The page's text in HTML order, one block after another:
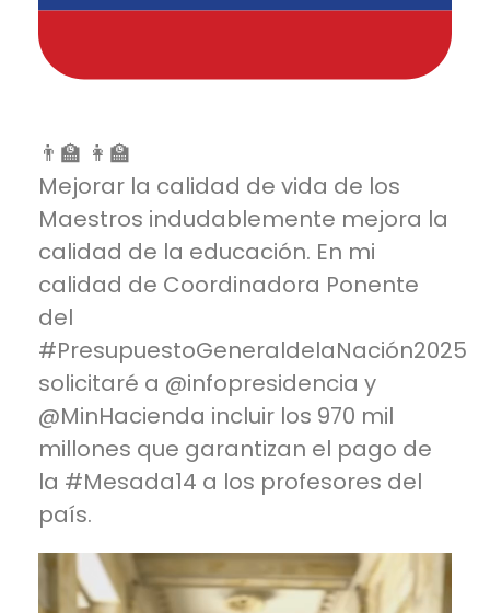
👨‍🏫 👩‍🏫
Mejorar la calidad de vida de los
Maestros indudablemente mejora la
calidad de la educación. En mi
calidad de Coordinadora Ponente
del
#PresupuestoGeneraldelaNación2025
solicitaré a @infopresidencia y
@MinHacienda incluir los 970 mil
millones que garantizan el pago de
la #Mesada14 a los profesores del
país.